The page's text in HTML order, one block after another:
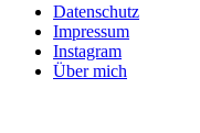
Datenschutz
Impressum
Instagram
Über mich